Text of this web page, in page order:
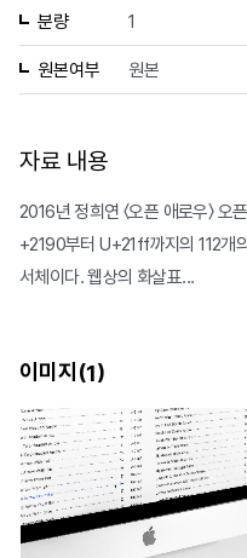
분량 1
원본여부 원본
자료 내용
2016년 정희연 〈오픈 애로우〉 오
+2190부터 U+21ff까지의 112개
서체이다. 웹상의 화살표...
이미지(1)